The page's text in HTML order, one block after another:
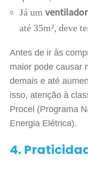
Já um
até 35m², deve
Antes de ir às
maior pode causar
demais e até
isso, atenção à
Procel (Programa
Energia Elétrica).
4.